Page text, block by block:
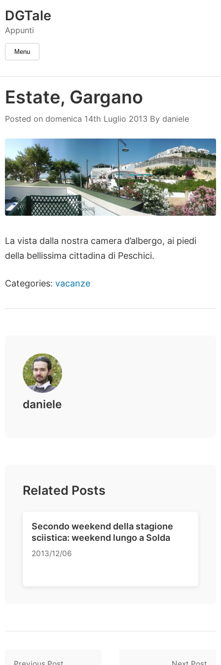
daniele
DGTale
Appunti
Menu
Estate, Gargano
Posted on domenica 14th Luglio 2013 By daniele
La vista dalla nostra camera d’albergo, ai piedi
della bellissima cittadina di Peschici.
Categories: vacanze
daniele
Related Posts
Secondo weekend della stagione
sciistica: weekend lungo a Solda
2013/12/06